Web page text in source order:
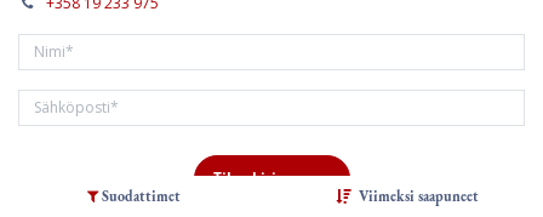
Suodattimet Viimeksi saapuneet
Tilaa kirjeemme